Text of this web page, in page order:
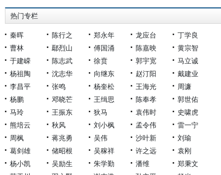
热门专栏
秦晖 陈行之 郑永年 龙应台
丁学良
曹林
鄢烈山 傅国涌 陈嘉映
黄宗智
于建嵘
陈志武 徐贲 郭宇宽
马立诚
杨祖陶
沈志华 向继东 赵汀阳
戴建业
李昌平
张鸣 杨奎松 王海光
周濂
杨鹏
邓晓芒 王缉思 陈奉孝
郭世佑
马玲
王振东 狄马 袁伟时
史啸虎
熊培云
秋风 刘小枫 孟令伟
雷一宁
周枫
蒋兆勇 吴伟 沙叶新
刘瑜
葛剑雄
储昭根 吴稼祥 许之远
袁刚
杨小凯
吴励生 朱学勤 潘维
郑秉文